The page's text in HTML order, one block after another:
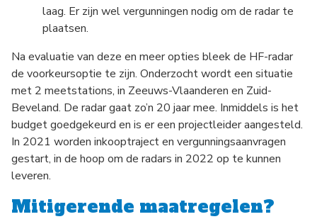
laag. Er zijn wel vergunningen nodig om de radar te
plaatsen.
Na evaluatie van deze en meer opties bleek de HF-radar
de voorkeursoptie te zijn. Onderzocht wordt een situatie
met 2 meetstations, in Zeeuws-Vlaanderen en Zuid-
Beveland. De radar gaat zo’n 20 jaar mee. Inmiddels is het
budget goedgekeurd en is er een projectleider aangesteld.
In 2021 worden inkooptraject en vergunningsaanvragen
gestart, in de hoop om de radars in 2022 op te kunnen
leveren.
Mitigerende maatregelen?